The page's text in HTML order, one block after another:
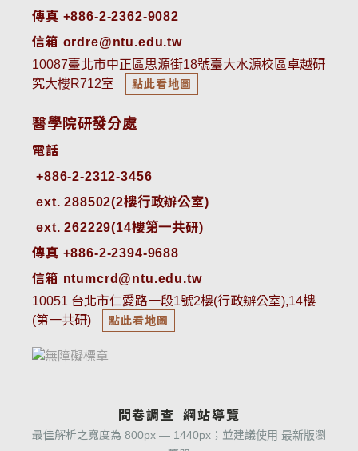
傳真 +886-2-2362-9082
信箱 ordre@ntu.edu.tw
10087臺北市中正區思源街18號臺大水源校區卓越研
究大樓R712室
點此看地圖
醫學院研發分處
電話
ext. 288502(2樓行政辦公室)
ext. 262229(14樓第一共研)
傳真 +886-2-2394-9688
信箱 ntumcrd@ntu.edu.tw
10051 台北市仁愛路一段1號2樓(行政辦公室),14樓
(第一共研)
點此看地圖
問卷調查 網站導覽
最佳解析之寬度為 800px — 1440px；並建議使用 最新版瀏